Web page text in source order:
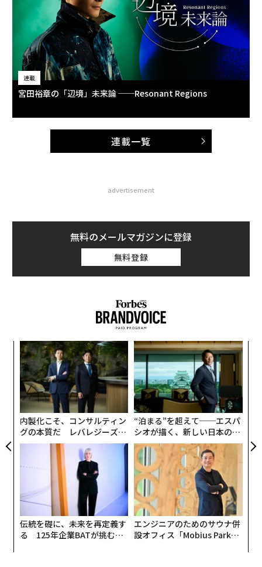
連載
宮田裕章の「辺境」未来論 ──Resonant Regions
連載一覧
advertisement
無料のメールマガジンに登録
無料登録
内製化こそ、コンサルティン
グの本質だ レバレジーズが
実践する、次世代ファームの
“泊まる”を超えて──エスパ
シオが描く、新しい日本のラ
グジュアリー（前編）
伝統を礎に、未来を再定義す
る 125年企業BATが挑むス
エンジニアのためのサウナ併
設オフィス「Mobius Park」